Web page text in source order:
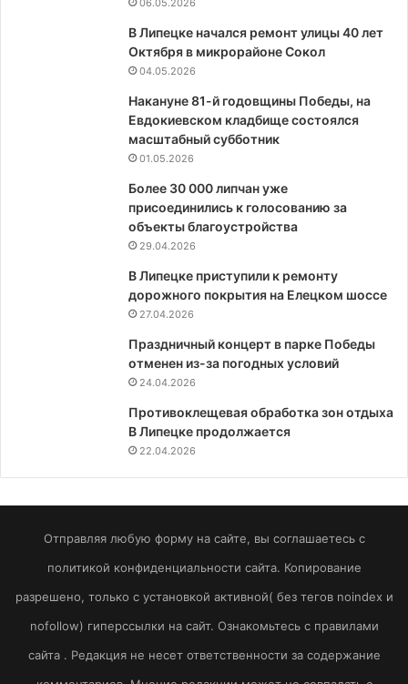
06.05.2026
В Липецке начался ремонт улицы 40 лет
Октября в микрорайоне Сокол
04.05.2026
Накануне 81-й годовщины Победы, на
Евдокиевском кладбище состоялся
масштабный субботник
01.05.2026
Более 30 000 липчан уже
присоединились к голосованию за
объекты благоустройства
29.04.2026
В Липецке приступили к ремонту
дорожного покрытия на Елецком шоссе
27.04.2026
Праздничный концерт в парке Победы
отменен из-за погодных условий
24.04.2026
Противоклещевая обработка зон отдыха
В Липецке продолжается
22.04.2026
Отправляя любую форму на сайте, вы соглашаетесь с
политикой конфиденциальности сайта. Копирование
разрешено, только с установкой активной( без тегов noindex и
nofollow) гиперссылки на сайт. Ознакомьтесь с правилами
сайта . Редакция не несет ответственности за содержание